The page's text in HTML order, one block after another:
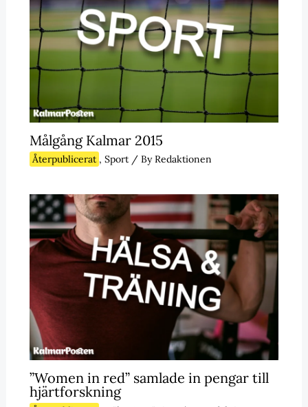
Målgång Kalmar 2015
Återpublicerat , Sport/ ByRedaktionen
”Women in red” samlade in pengar till
hjärtforskning